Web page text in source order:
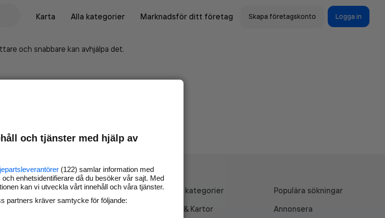
Karta
Alla kategorier Marknadsför ditt företag Skapa företagskonto Logga in
och snabbare kan avhjälpa det.
Marknadsför företaget på
Alla kategorier
Populära sökningar
API & Kartor
Annonsera
och tjänster med hjälp av
(122) samlar information med
och enhetsidentifierare då du besöker vår sajt. Med
kan vi utveckla vårt innehåll och våra tjänster.
partners kräver samtycke för följande: